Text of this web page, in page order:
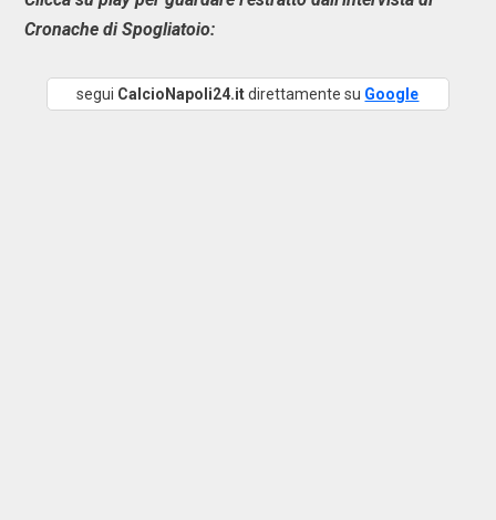
Cronache di Spogliatoio:
segui CalcioNapoli24.itdirettamente su Google